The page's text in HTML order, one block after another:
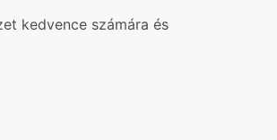
kedvence számára és